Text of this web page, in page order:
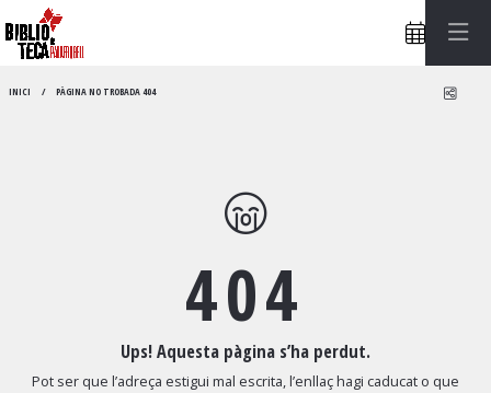
INICI PÀGINA NO TROBADA 404
404
Ups! Aquesta pàgina s’ha perdut.
Pot ser que l’adreça estigui mal escrita, l’enllaç hagi caducat o que